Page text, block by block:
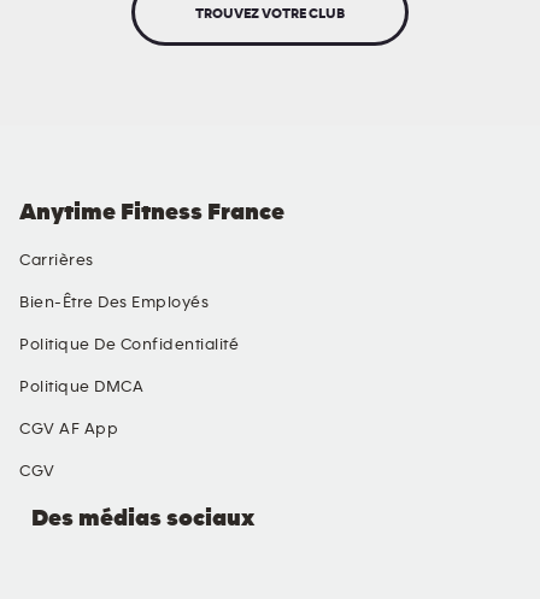
TROUVEZ VOTRE CLUB
Anytime Fitness France
Carrières
Bien-Être Des Employés
Politique De Confidentialité
Politique DMCA
CGV AF App
CGV
Des médias sociaux